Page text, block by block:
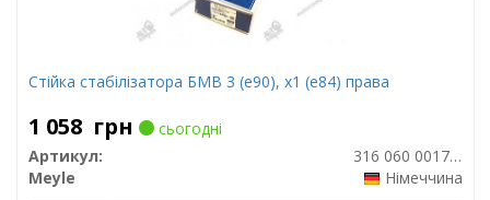
Стійка стабілізатора БМВ 3 (е90), х1 (е84) права
1 058 грн
сьогодні
Артикул:
316 060 0017/HD
Meyle
Німеччина